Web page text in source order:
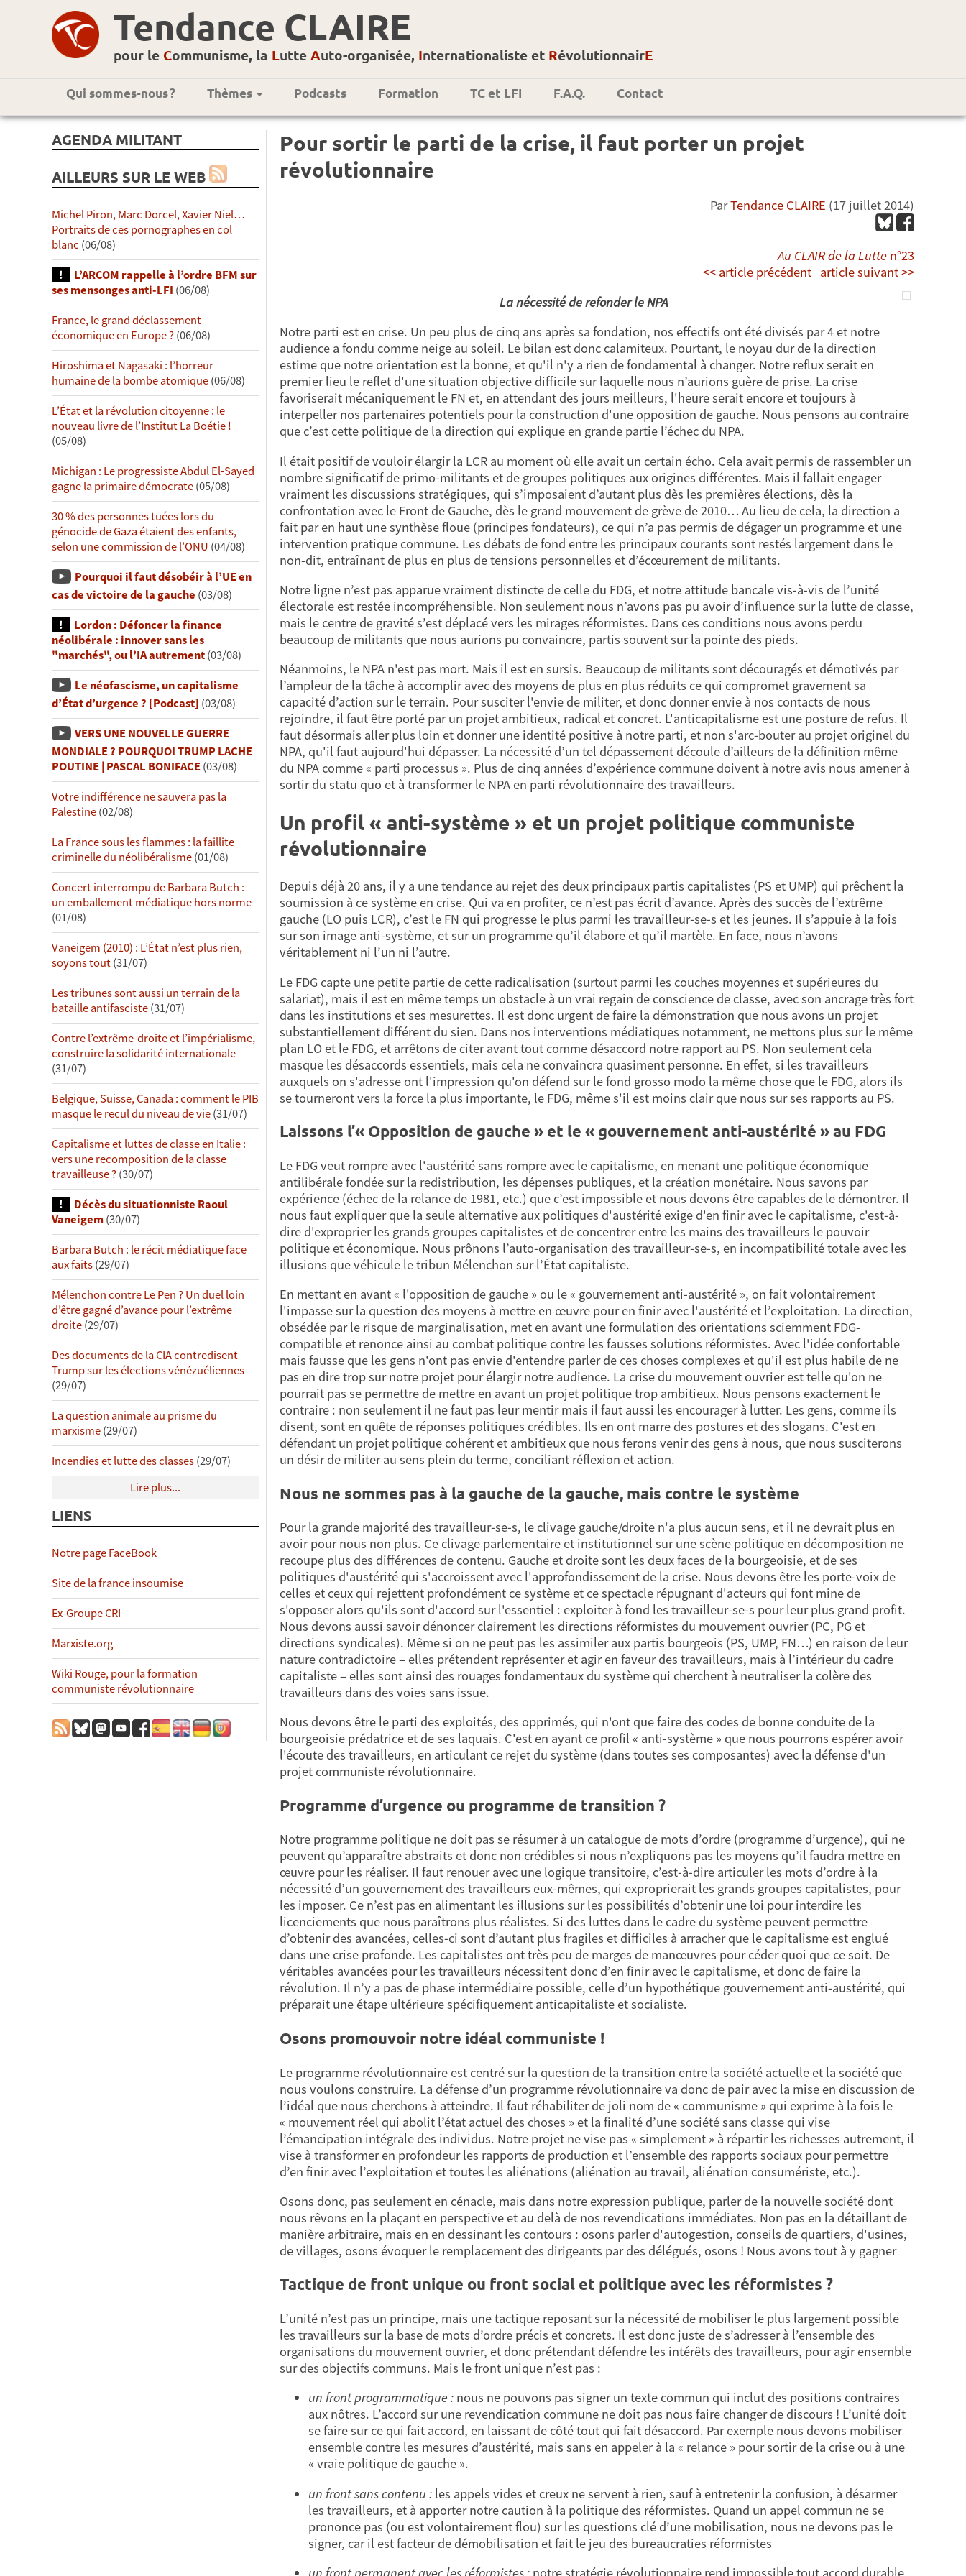
Tendance CLAIRE
pour le Communisme, la Lutte Auto-organisée, Internationaliste et RévolutionnairE
Qui sommes-nous ? Thèmes Podcasts Formation TC et LFI F.A.Q. Contact
AGENDA MILITANT
AILLEURS SUR LE WEB
Michel Piron, Marc Dorcel, Xavier Niel…
Portraits de ces pornographes en col
blanc (06/08)
L’ARCOM rappelle à l’ordre BFM sur
ses mensonges anti-LFI (06/08)
France, le grand déclassement
économique en Europe ?(06/08)
Hiroshima et Nagasaki : l’horreur
humaine de la bombe atomique(06/08)
L’État et la révolution citoyenne : le
nouveau livre de l’Institut La Boétie !
(05/08)
Michigan : Le progressiste Abdul El-Sayed
gagne la primaire démocrate(05/08)
30 % des personnes tuées lors du
génocide de Gaza étaient des enfants,
selon une commission de l’ONU (04/08)
Pourquoi il faut désobéir à l’UE en
cas de victoire de la gauche (03/08)
Lordon : Défoncer la finance
néolibérale : innover sans les
"marchés", ou l’IA autrement(03/08)
Le néofascisme, un capitalisme
d’État d’urgence ? [Podcast] (03/08)
VERS UNE NOUVELLE GUERRE
MONDIALE ? POURQUOI TRUMP LACHE
POUTINE | PASCAL BONIFACE(03/08)
Votre indifférence ne sauvera pas la
Palestine(02/08)
La France sous les flammes : la faillite
criminelle du néolibéralisme(01/08)
Concert interrompu de Barbara Butch :
un emballement médiatique hors norme
(01/08)
Vaneigem (2010) : L’État n’est plus rien,
soyons tout(31/07)
Les tribunes sont aussi un terrain de la
bataille antifasciste(31/07)
Contre l’extrême-droite et l’impérialisme,
construire la solidarité internationale
(31/07)
Belgique, Suisse, Canada : comment le PIB
masque le recul du niveau de vie(31/07)
Capitalisme et luttes de classe en Italie :
vers une recomposition de la classe
travailleuse ?(30/07)
Décès du situationniste Raoul
Vaneigem(30/07)
Barbara Butch : le récit médiatique face
aux faits(29/07)
Mélenchon contre Le Pen ? Un duel loin
d’être gagné d’avance pour l’extrême
droite(29/07)
Des documents de la CIA contredisent
Trump sur les élections vénézuéliennes
(29/07)
La question animale au prisme du
marxisme(29/07)
Incendies et lutte des classes(29/07)
Lire plus...
LIENS
Notre page FaceBook
Site de la france insoumise
Ex-Groupe CRI
Marxiste.org
Wiki Rouge, pour la formation
communiste révolutionnaire
Pour sortir le parti de la crise, il faut porter un projet
révolutionnaire
ParTendance CLAIRE (17 juillet 2014)
Au CLAIR de la Lutte n°23
<< article précédent article suivant >>
La nécessité de refonder le NPA
Notre parti est en crise. Un peu plus de cinq ans après sa fondation, nos effectifs ont été divisés par 4 et notre
audience a fondu comme neige au soleil. Le bilan est donc calamiteux. Pourtant, le noyau dur de la direction
estime que notre orientation est la bonne, et qu'il n'y a rien de fondamental à changer. Notre reflux serait en
premier lieu le reflet d'une situation objective difficile sur laquelle nous n’aurions guère de prise. La crise
favoriserait mécaniquement le FN et, en attendant des jours meilleurs, l'heure serait encore et toujours à
interpeller nos partenaires potentiels pour la construction d'une opposition de gauche. Nous pensons au contraire
que c’est cette politique de la direction qui explique en grande partie l’échec du NPA.
Il était positif de vouloir élargir la LCR au moment où elle avait un certain écho. Cela avait permis de rassembler un
nombre significatif de primo-militants et de groupes politiques aux origines différentes. Mais il fallait engager
vraiment les discussions stratégiques, qui s’imposaient d’autant plus dès les premières élections, dès la
confrontation avec le Front de Gauche, dès le grand mouvement de grève de 2010… Au lieu de cela, la direction a
fait par en haut une synthèse floue (principes fondateurs), ce qui n’a pas permis de dégager un programme et une
intervention pratique commune. Les débats de fond entre les principaux courants sont restés largement dans le
non-dit, entraînant de plus en plus de tensions personnelles et d’écœurement de militants.
Notre ligne n’est pas apparue vraiment distincte de celle du FDG, et notre attitude bancale vis-à-vis de l’unité
électorale est restée incompréhensible. Non seulement nous n’avons pas pu avoir d’influence sur la lutte de classe,
mais le centre de gravité s’est déplacé vers les mirages réformistes. Dans ces conditions nous avons perdu
beaucoup de militants que nous aurions pu convaincre, partis souvent sur la pointe des pieds.
Néanmoins, le NPA n'est pas mort. Mais il est en sursis. Beaucoup de militants sont découragés et démotivés par
l’ampleur de la tâche à accomplir avec des moyens de plus en plus réduits ce qui compromet gravement sa
capacité d’action sur le terrain. Pour susciter l'envie de militer, et donc donner envie à nos contacts de nous
rejoindre, il faut être porté par un projet ambitieux, radical et concret. L'anticapitalisme est une posture de refus. Il
faut désormais aller plus loin et donner une identité positive à notre parti, et non s'arc-bouter au projet originel du
NPA, qu'il faut aujourd'hui dépasser. La nécessité d’un tel dépassement découle d’ailleurs de la définition même
du NPA comme « parti processus ». Plus de cinq années d’expérience commune doivent à notre avis nous amener à
sortir du statu quo et à transformer le NPA en parti révolutionnaire des travailleurs.
Un profil « anti-système » et un projet politique communiste
révolutionnaire
Depuis déjà 20 ans, il y a une tendance au rejet des deux principaux partis capitalistes (PS et UMP) qui prêchent la
soumission à ce système en crise. Qui va en profiter, ce n’est pas écrit d’avance. Après des succès de l’extrême
gauche (LO puis LCR), c’est le FN qui progresse le plus parmi les travailleur-se-s et les jeunes. Il s’appuie à la fois
sur son image anti-système, et sur un programme qu’il élabore et qu’il martèle. En face, nous n’avons
véritablement ni l’un ni l’autre.
Le FDG capte une petite partie de cette radicalisation (surtout parmi les couches moyennes et supérieures du
salariat), mais il est en même temps un obstacle à un vrai regain de conscience de classe, avec son ancrage très fort
dans les institutions et ses mesurettes. Il est donc urgent de faire la démonstration que nous avons un projet
substantiellement différent du sien. Dans nos interventions médiatiques notamment, ne mettons plus sur le même
plan LO et le FDG, et arrêtons de citer avant tout comme désaccord notre rapport au PS. Non seulement cela
masque les désaccords essentiels, mais cela ne convaincra quasiment personne. En effet, si les travailleurs
auxquels on s'adresse ont l'impression qu'on défend sur le fond grosso modo la même chose que le FDG, alors ils
se tourneront vers la force la plus importante, le FDG, même s'il est moins clair que nous sur ses rapports au PS.
Laissons l’« Opposition de gauche » et le « gouvernement anti-austérité » au FDG
Le FDG veut rompre avec l'austérité sans rompre avec le capitalisme, en menant une politique économique
antilibérale fondée sur la redistribution, les dépenses publiques, et la création monétaire. Nous savons par
expérience (échec de la relance de 1981, etc.) que c’est impossible et nous devons être capables de le démontrer. Il
nous faut expliquer que la seule alternative aux politiques d'austérité exige d'en finir avec le capitalisme, c'est-à-
dire d'exproprier les grands groupes capitalistes et de concentrer entre les mains des travailleurs le pouvoir
politique et économique. Nous prônons l’auto-organisation des travailleur-se-s, en incompatibilité totale avec les
illusions que véhicule le tribun Mélenchon sur l’État capitaliste.
En mettant en avant « l'opposition de gauche » ou le « gouvernement anti-austérité », on fait volontairement
l'impasse sur la question des moyens à mettre en œuvre pour en finir avec l'austérité et l’exploitation. La direction,
obsédée par le risque de marginalisation, met en avant une formulation des orientations sciemment FDG-
compatible et renonce ainsi au combat politique contre les fausses solutions réformistes. Avec l'idée confortable
mais fausse que les gens n'ont pas envie d'entendre parler de ces choses complexes et qu'il est plus habile de ne
pas en dire trop sur notre projet pour élargir notre audience. La crise du mouvement ouvrier est telle qu'on ne
pourrait pas se permettre de mettre en avant un projet politique trop ambitieux. Nous pensons exactement le
contraire : non seulement il ne faut pas leur mentir mais il faut aussi les encourager à lutter. Les gens, comme ils
disent, sont en quête de réponses politiques crédibles. Ils en ont marre des postures et des slogans. C'est en
défendant un projet politique cohérent et ambitieux que nous ferons venir des gens à nous, que nous susciterons
un désir de militer au sens plein du terme, conciliant réflexion et action.
Nous ne sommes pas à la gauche de la gauche, mais contre le système
Pour la grande majorité des travailleur-se-s, le clivage gauche/droite n'a plus aucun sens, et il ne devrait plus en
avoir pour nous non plus. Ce clivage parlementaire et institutionnel sur une scène politique en décomposition ne
recoupe plus des différences de contenu. Gauche et droite sont les deux faces de la bourgeoisie, et de ses
politiques d'austérité qui s'accroissent avec l'approfondissement de la crise. Nous devons être les porte-voix de
celles et ceux qui rejettent profondément ce système et ce spectacle répugnant d'acteurs qui font mine de
s'opposer alors qu'ils sont d'accord sur l'essentiel : exploiter à fond les travailleur-se-s pour leur plus grand profit.
Nous devons aussi savoir dénoncer clairement les directions réformistes du mouvement ouvrier (PC, PG et
directions syndicales). Même si on ne peut pas les assimiler aux partis bourgeois (PS, UMP, FN…) en raison de leur
nature contradictoire – elles prétendent représenter et agir en faveur des travailleurs, mais à l’intérieur du cadre
capitaliste – elles sont ainsi des rouages fondamentaux du système qui cherchent à neutraliser la colère des
travailleurs dans des voies sans issue.
Nous devons être le parti des exploités, des opprimés, qui n'ont que faire des codes de bonne conduite de la
bourgeoisie prédatrice et de ses laquais. C'est en ayant ce profil « anti-système » que nous pourrons espérer avoir
l'écoute des travailleurs, en articulant ce rejet du système (dans toutes ses composantes) avec la défense d'un
projet communiste révolutionnaire.
Programme d’urgence ou programme de transition ?
Notre programme politique ne doit pas se résumer à un catalogue de mots d’ordre (programme d’urgence), qui ne
peuvent qu’apparaître abstraits et donc non crédibles si nous n’expliquons pas les moyens qu’il faudra mettre en
œuvre pour les réaliser. Il faut renouer avec une logique transitoire, c’est-à-dire articuler les mots d’ordre à la
nécessité d’un gouvernement des travailleurs eux-mêmes, qui exproprierait les grands groupes capitalistes, pour
les imposer. Ce n’est pas en alimentant les illusions sur les possibilités d’obtenir une loi pour interdire les
licenciements que nous paraîtrons plus réalistes. Si des luttes dans le cadre du système peuvent permettre
d’obtenir des avancées, celles-ci sont d’autant plus fragiles et difficiles à arracher que le capitalisme est englué
dans une crise profonde. Les capitalistes ont très peu de marges de manœuvres pour céder quoi que ce soit. De
véritables avancées pour les travailleurs nécessitent donc d’en finir avec le capitalisme, et donc de faire la
révolution. Il n’y a pas de phase intermédiaire possible, celle d’un hypothétique gouvernement anti-austérité, qui
préparait une étape ultérieure spécifiquement anticapitaliste et socialiste.
Osons promouvoir notre idéal communiste !
Le programme révolutionnaire est centré sur la question de la transition entre la société actuelle et la société que
nous voulons construire. La défense d’un programme révolutionnaire va donc de pair avec la mise en discussion de
l’idéal que nous cherchons à atteindre. Il faut réhabiliter de joli nom de « communisme » qui exprime à la fois le
« mouvement réel qui abolit l’état actuel des choses » et la finalité d’une société sans classe qui vise
l’émancipation intégrale des individus. Notre projet ne vise pas « simplement » à répartir les richesses autrement, il
vise à transformer en profondeur les rapports de production et l’ensemble des rapports sociaux pour permettre
d’en finir avec l’exploitation et toutes les aliénations (aliénation au travail, aliénation consumériste, etc.).
Osons donc, pas seulement en cénacle, mais dans notre expression publique, parler de la nouvelle société dont
nous rêvons en la plaçant en perspective et au delà de nos revendications immédiates. Non pas en la détaillant de
manière arbitraire, mais en en dessinant les contours : osons parler d'autogestion, conseils de quartiers, d'usines,
de villages, osons évoquer le remplacement des dirigeants par des délégués, osons ! Nous avons tout à y gagner
Tactique de front unique ou front social et politique avec les réformistes ?
L’unité n’est pas un principe, mais une tactique reposant sur la nécessité de mobiliser le plus largement possible
les travailleurs sur la base de mots d’ordre précis et concrets. Il est donc juste de s’adresser à l’ensemble des
organisations du mouvement ouvrier, et donc prétendant défendre les intérêts des travailleurs, pour agir ensemble
sur des objectifs communs. Mais le front unique n’est pas :
un front programmatique :nous ne pouvons pas signer un texte commun qui inclut des positions contraires
aux nôtres. L’accord sur une revendication commune ne doit pas nous faire changer de discours ! L’unité doit
se faire sur ce qui fait accord, en laissant de côté tout qui fait désaccord. Par exemple nous devons mobiliser
ensemble contre les mesures d’austérité, mais sans en appeler à la « relance » pour sortir de la crise ou à une
« vraie politique de gauche ».
un front sans contenu :les appels vides et creux ne servent à rien, sauf à entretenir la confusion, à désarmer
les travailleurs, et à apporter notre caution à la politique des réformistes. Quand un appel commun ne se
prononce pas (ou est volontairement flou) sur les questions clé d’une mobilisation, nous ne devons pas le
signer, car il est facteur de démobilisation et fait le jeu des bureaucraties réformistes